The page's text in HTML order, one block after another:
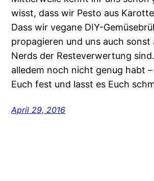
wisst, dass wir Pesto aus
Dass wir vegane DIY-
propagieren und uns auch sonst
Nerds der Resteverwertung
alledem noch nicht genug habt
Euch fest und lasst es Euch
April 29, 2016